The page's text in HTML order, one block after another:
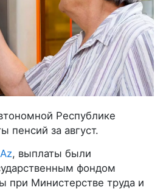
Республике
пенсий за август.
, выплаты были
фондом
при Министерстве труда и